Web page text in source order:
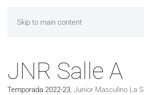
Skip to main content
JNR Salle A
Temporada 2022-23, Junior Masculino La